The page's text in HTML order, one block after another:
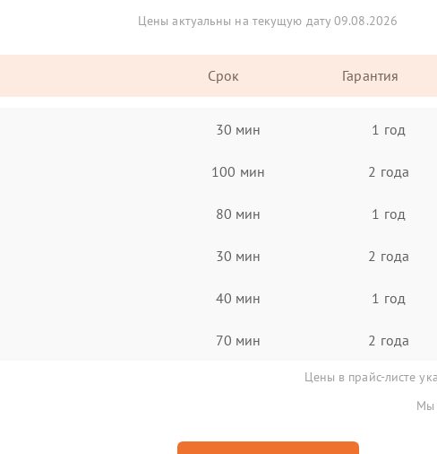
Цены актуальны на текущую дату 09.08.2026
Срок Гарантия
30 мин 1 год
100 мин 2 года
80 мин 1 год
30 мин 2 года
40 мин 1 год
70 мин 2 года
Цены в прайс-листе
Мы